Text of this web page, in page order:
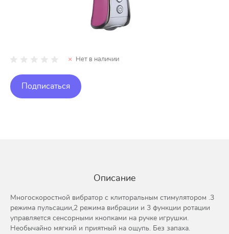
Нет в наличии
Подписаться
Описание
Многоскоростной вибратор с клиторальным стимулятором .3
режима пульсации,2 режима вибрации и 3 функции ротации
управляется сенсорными кнопками на ручке игрушки.
Необычайно мягкий и приятный на ощупь. Без запаха.